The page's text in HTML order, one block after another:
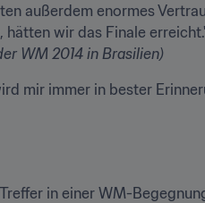
außerdem enormes
WM 2014 in Brasilien)
in einer WM-